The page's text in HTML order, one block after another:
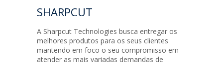
SHARPCUT
A Sharpcut Technologies busca entregar os
melhores produtos para os seus clientes
mantendo em foco o seu compromisso em
atender as mais variadas demandas de